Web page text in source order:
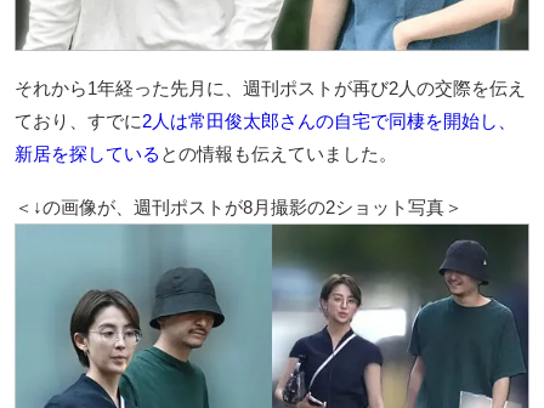
それから1年経った先月に、週刊ポストが再び2人の交際を伝え
ており、すでに2人は常田俊太郎さんの自宅で同棲を開始し、
新居を探している との情報も伝えていました。
＜↓の画像が、週刊ポストが8月撮影の2ショット写真＞